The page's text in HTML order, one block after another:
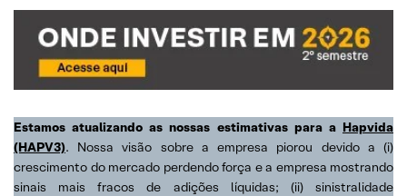
Estamos atualizando as nossas estimativas para a Hapvida
(HAPV3). Nossa visão sobre a empresa piorou devido a (i)
crescimento do mercado perdendo força e a empresa mostrando
sinais mais fracos de adições líquidas; (ii) sinistralidade